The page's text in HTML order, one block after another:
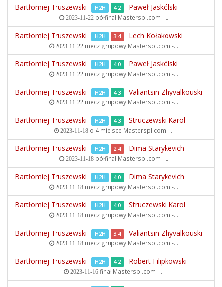
Bartłomiej Truszewski H2H 4:2 Paweł Jaskólski
2023-11-22półfinał Masterspl.com -...
Bartłomiej Truszewski H2H 3:4 Lech Kołakowski
2023-11-22 mecz grupowy Masterspl.com -...
Bartłomiej Truszewski H2H 4:0 Paweł Jaskólski
2023-11-22 mecz grupowy Masterspl.com -...
Bartłomiej Truszewski H2H 4:3 Valiantsin Zhyvalkouski
2023-11-22 mecz grupowy Masterspl.com -...
Bartłomiej Truszewski H2H 4:3 Struczewski Karol
2023-11-18o 4 miejsce Masterspl.com -...
Bartłomiej Truszewski H2H 2:4 Dima Starykevich
2023-11-18półfinał Masterspl.com -...
Bartłomiej Truszewski H2H 4:0 Dima Starykevich
2023-11-18 mecz grupowy Masterspl.com -...
Bartłomiej Truszewski H2H 4:0 Struczewski Karol
2023-11-18 mecz grupowy Masterspl.com -...
Bartłomiej Truszewski H2H 3:4 Valiantsin Zhyvalkouski
2023-11-18 mecz grupowy Masterspl.com -...
Bartłomiej Truszewski H2H 4:2 Robert Filipkowski
2023-11-16 finał Masterspl.com -...